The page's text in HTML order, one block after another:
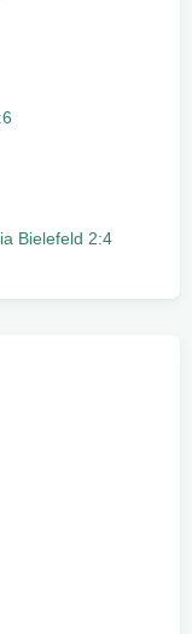
Bielefeld 2:4